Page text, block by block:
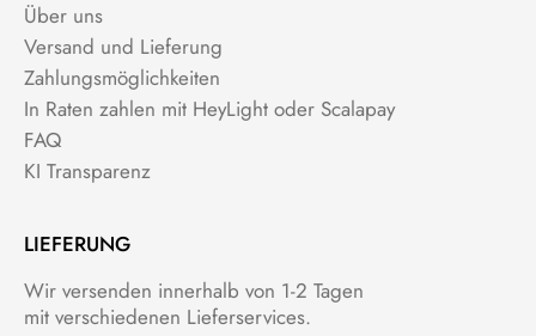
Über uns
Versand und Lieferung
Zahlungsmöglichkeiten
In Raten zahlen mit HeyLight oder Scalapay
FAQ
KI Transparenz
LIEFERUNG
Wir versenden innerhalb von 1-2 Tagen
mit verschiedenen Lieferservices.